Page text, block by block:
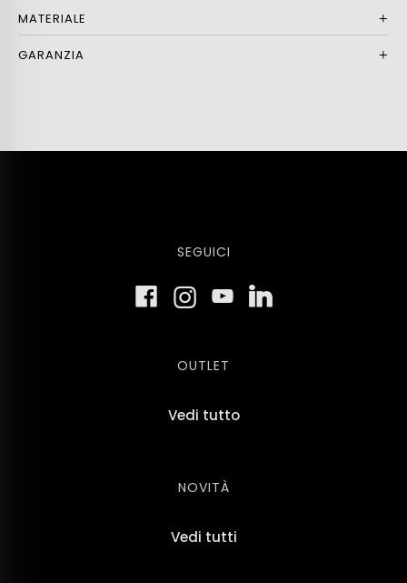
MATERIALE
GARANZIA
SEGUICI
OUTLET
Vedi tutto
NOVITÀ
Vedi tutti